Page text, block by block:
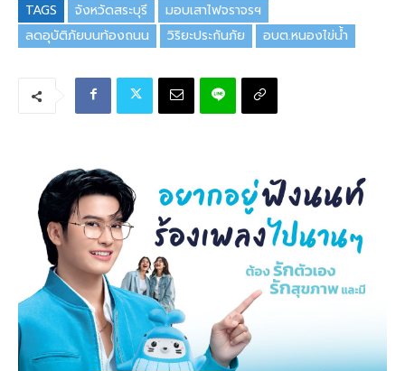
TAGS จังหวัดสระบุรี
มอบเสาไฟจราจรฯ
ลดอุบัติภัยบนท้องถนน
วิริยะประกันภัย อบต.หนองไข่น้ำ